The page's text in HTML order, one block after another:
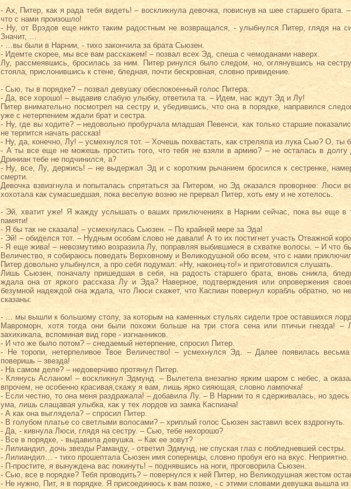
- Ах, Питер, как я рада тебя видеть! – воскликнула девочка, повиснув на шее старшего брата.
что с нами произошло!
- Ну, от Врэдов еще никто таким радостным не возвращался, - улыбнулся Питер, глядя на
Значит, …
- …вы были в Нарнии, - тихо закончила за брата Сьюзен.
- Идемте скорее, мы все вам расскажем! – позвал всех Эд, спеша с чемоданами наверх.
Лу, рассмеявшись, бросилась за ним. Питер ринулся было следом, но, оглянувшись на
стояла, прислонившись к стене, бледная, почти бескровная, словно привидение.
- Сью, ты в порядке? – позвал девушку обеспокоенный голос Питера.
- Да, все хорошо! – выдавив слабую улыбку, ответила та. – Идем, нас ждут Эд и Лу!
Питер внимательно посмотрел на сестру и, убедившись, что она в порядке, направился
уже с нетерпением ждали брат и сестра.
- Ну, где вы ходите? – недовольно пробурчала младшая Певенси, как только старшие
не терпится начать рассказ!
- Ну, да, конечно, Лу! – усмехнулся тот. – Хочешь похвастать, как стреляла из лука Сью? О, ты
- А ты все еще не можешь простить того, что тебя не взяли в армию? – не осталась в долгу
Дриниан тебе не подчинился, а?
- Ну, все, Лу, держись! – не выдержал Эд и с коротким рычанием бросился к сестренке,
смерти.
Девочка взвизгнула и попыталась спрятаться за Питером, но Эд оказался проворнее: Люси
хохотала как сумасшедшая, пока веселую возню не прервал Питер, хоть ему и не хотелось.
- Эй, хватит уже! Я жажду услышать о ваших приключениях в Нарнии сейчас, пока вы еще в
памяти!
- Я бы так не сказала! – усмехнулась Сьюзен. – По крайней мере за Эда!
- Эй! – обиделся тот. – Нудным особам слово не давали! А то их постигнет участь Отважной
- Я еще жива! – невозмутимо возразила Лу, поправляя выбившиеся в схватке волосы. – И что
Величество, я собираюсь поведать Верховному и Великодушной обо всем, что с нами
Питер довольно улыбнулся, а про себя подумал: «Ну, наконец-то!» и приготовился слушать.
Лишь Сьюзен, поначалу пришедшая в себя, на радость старшего брата, вновь сникла,
ждала она от яркого рассказа Лу и Эда? Наверное, подтверждения или опровержения
безумной надеждой она ждала, что Люси скажет, что Каспиан повернул корабль обратно, но
сказаны:
- … мы вышли к большому столу, за которым на каменных стульях сидели трое оставшихся
Мавроморн, хотя тогда они были похожи больше на три стога сена или птичьи гнезда! –
захихикала, вспоминая вид горе - изгнанников.
- И что же было потом? – снедаемый нетерпение, спросил Питер.
- Не торопи, нетерпеливое Твое Величество! – усмехнулся Эд. – Далее появилась весьма
поверишь – звезда!
- На самом деле? – недоверчиво протянул Питер.
- Клянусь Асланом! – воскликнул Эдмунд. – Вылетела внезапно ярким шаром с небес, а
впрочем, не особенно красивая,скажу я вам, лишь ярко сияющая, словно лампочка!
- Если честно, то она меня раздражала! – добавила Лу. – В Нарнии то я сдерживалась, но
ума, лишь слащавая улыбка, как у тех лордов из замка Каспиана!
- А как она выглядела? – спросил Питер.
- В голубом платье со светлыми волосами? – хриплый голос Сьюзен заставил всех вздрогнуть.
- Да, - кивнула Люси, глядя на сестру. – Сью, тебе нехорошо?
- Все в порядке, - выдавила девушка. – Как ее зовут?
- Лилиандил, дочь звезды Раманду, - ответил Эдмунд, не спуская глаз с побледневшей сестры.
- Лилиандил… - тихо прошептала Сьюзен имя соперницы, словно пробуя его на вкус. Неприятно.
- П-простите, я вынуждена вас покинуть! – поднявшись на ноги, проговорила Сьюзен.
- Сью, все в порядке? Тебя проводить? – повернулся к ней Питер, но Великодушная жестом
- Не нужно, Пит, я в порядке. Я присоединюсь к вам позже, - с этими словами девушка вышла из